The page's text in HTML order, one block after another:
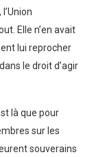
Elle n’en avait
lui reprocher
le droit d’agir
là que pour
sur les
souverains